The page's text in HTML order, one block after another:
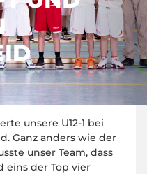
unsere U12-1 bei
Ganz anders wie der
unser Team, dass
eins der Top vier